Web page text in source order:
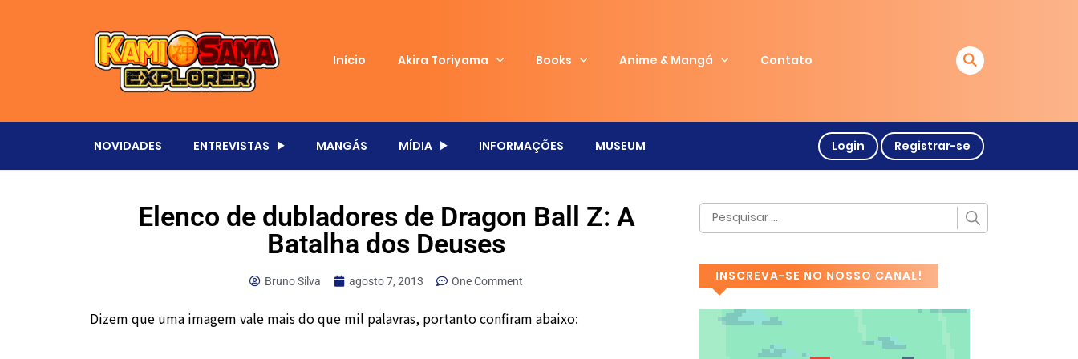
Início Akira Toriyama Books Anime & Mangá Contato
NOVIDADES ENTREVISTAS MANGÁS MÍDIA INFORMAÇÕES MUSEUM Login Registrar-se
Elenco de dubladores de Dragon Ball Z: A
Batalha dos Deuses
Bruno Silva agosto 7, 2013 One Comment
Dizem que uma imagem vale mais do que mil palavras, portanto confiram abaixo:
INSCREVA-SE NO NOSSO CANAL!